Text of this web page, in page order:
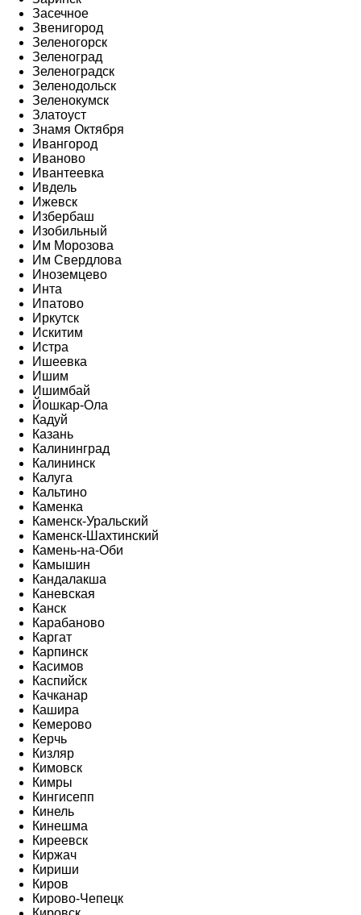
Засечное
Звенигород
Зеленогорск
Зеленоград
Зеленоградск
Зеленодольск
Зеленокумск
Златоуст
Знамя Октября
Ивангород
Иваново
Ивантеевка
Ивдель
Ижевск
Избербаш
Изобильный
Им Морозова
Им Свердлова
Иноземцево
Инта
Ипатово
Иркутск
Искитим
Истра
Ишеевка
Ишим
Ишимбай
Йошкар-Ола
Кадуй
Казань
Калининград
Калининск
Калуга
Кальтино
Каменка
Каменск-Уральский
Каменск-Шахтинский
Камень-на-Оби
Камышин
Кандалакша
Каневская
Канск
Карабаново
Каргат
Карпинск
Касимов
Каспийск
Качканар
Кашира
Кемерово
Керчь
Кизляр
Кимовск
Кимры
Кингисепп
Кинель
Кинешма
Киреевск
Киржач
Кириши
Киров
Кирово-Чепецк